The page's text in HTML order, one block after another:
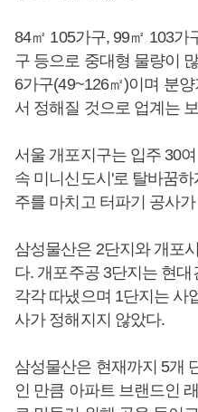
84㎡ 105가구, 99㎡ 103가
구 등으로 중대형 물량이
6가구(49~126㎡)이며 분
서 정해질 것으로 업계는
서울 개포지구는 입주 30
속 미니신도시'로 탈바꿈하
주를 마치고 터파기 공사
삼성물산은 2단지와 개포
다. 개포주공 3단지는 현대
각각 따냈으며 1단지는 사
사가 정해지지 않았다.
삼성물산은 현재까지 5개
인 만큼 아파트 브랜드인